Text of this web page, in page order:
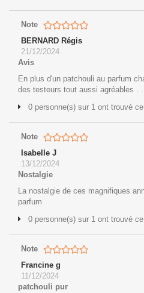
Note
BERNARD Régis
21/12/2024
Avis
En plus d'un patchouli au parfum
des testeurs tout aussi agréables .
0 personne(s) sur 1 ont trouvé
Note
Isabelle J
13/12/2024
Nostalgie
La nostalgie de ces magnifiques
parfum
0 personne(s) sur 1 ont trouvé
Note
Francine g
11/12/2024
patchouli pur